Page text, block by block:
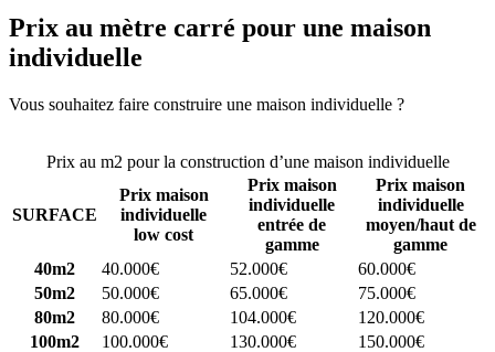
Prix au mètre carré pour une maison
individuelle
Vous souhaitez faire construire une maison individuelle ?
Prix au m2 pour la construction d’une maison individuelle
SURFACE
Prix maison
individuelle
low cost
Prix maison
individuelle
entrée de
gamme
Prix maison
individuelle
moyen/haut de
gamme
40m2
40.000€ 52.000€
60.000€
50m2
50.000€ 65.000€
75.000€
80m2
80.000€ 104.000€
120.000€
100m2
100.000€ 130.000€
150.000€